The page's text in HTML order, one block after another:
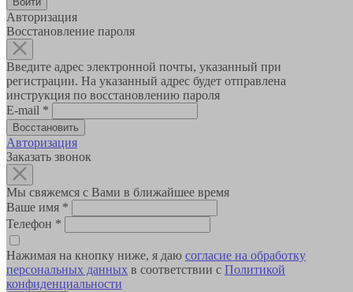
Авторизация
Восстановление пароля
Введите адрес электронной почты, указанный при
регистрации. На указанный адрес будет отправлена
инструкция по восстановлению пароля
E-mail *
Авторизация
Заказать звонок
Мы свяжемся с Вами в ближайшее время
Ваше имя *
Телефон *
Нажимая на кнопку ниже, я даю согласие на обработку
персональных данных в соответствии с Политикой
конфиденциальности